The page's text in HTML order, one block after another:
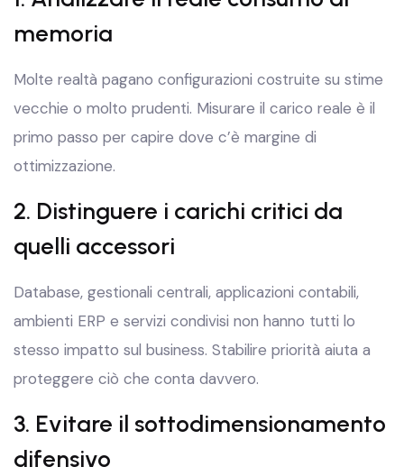
memoria
Molte realtà pagano configurazioni costruite su stime
vecchie o molto prudenti. Misurare il carico reale è il
primo passo per capire dove c’è margine di
ottimizzazione.
2. Distinguere i carichi critici da
quelli accessori
Database, gestionali centrali, applicazioni contabili,
ambienti ERP e servizi condivisi non hanno tutti lo
stesso impatto sul business. Stabilire priorità aiuta a
proteggere ciò che conta davvero.
3. Evitare il sottodimensionamento
difensivo